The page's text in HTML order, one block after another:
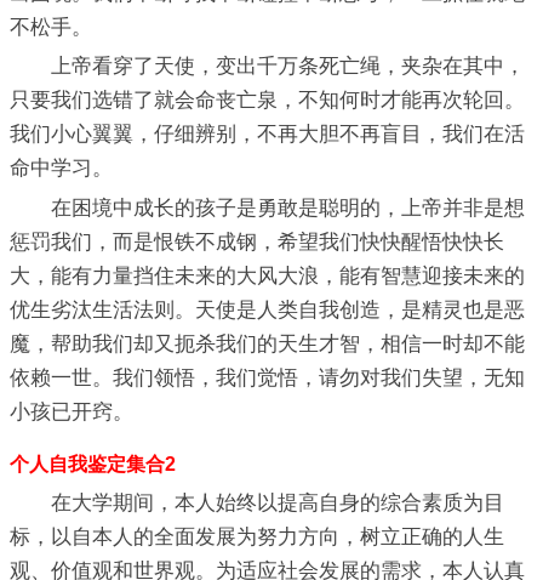
不松手。
上帝看穿了天使，变出千万条死亡绳，夹杂在其中，
只要我们选错了就会命丧亡泉，不知何时才能再次轮回。
我们小心翼翼，仔细辨别，不再大胆不再盲目，我们在活
命中学习。
在困境中成长的孩子是勇敢是聪明的，上帝并非是想
惩罚我们，而是恨铁不成钢，希望我们快快醒悟快快长
大，能有力量挡住未来的大风大浪，能有智慧迎接未来的
优生劣汰生活法则。天使是人类自我创造，是精灵也是恶
魔，帮助我们却又扼杀我们的天生才智，相信一时却不能
依赖一世。我们领悟，我们觉悟，请勿对我们失望，无知
小孩已开窍。
个人自我鉴定集合2
在大学期间，本人始终以提高自身的综合素质为目
标，以自本人的全面发展为努力方向，树立正确的人生
观、价值观和世界观。为适应社会发展的需求，本人认真